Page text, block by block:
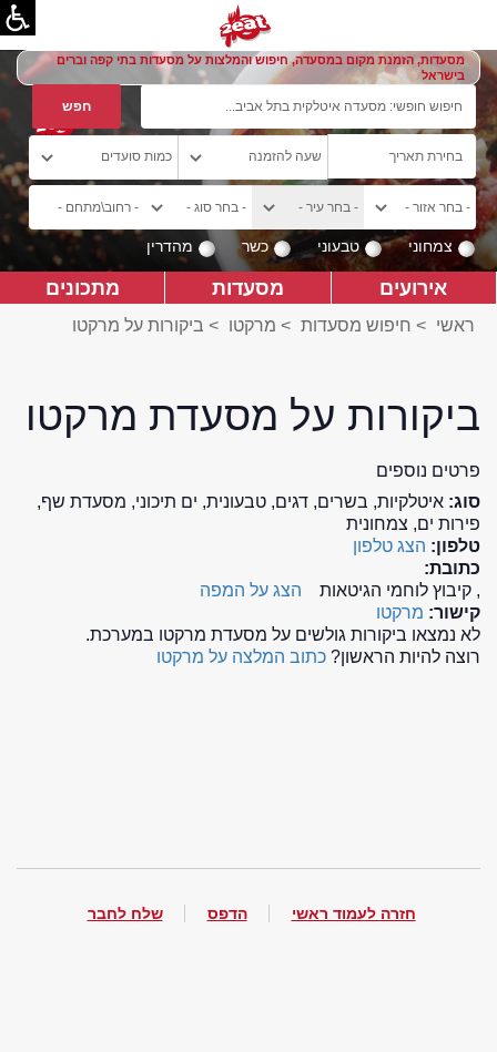
מסעדות, הזמנת מקום במסעדה, חיפוש והמלצות על מסעדות בתי קפה וברים
בישראל
צמחוני טבעוני כשר מהדרין
אירועים מסעדות מתכונים
ראשי > חיפוש מסעדות > מרקטו > ביקורות על מרקטו
ביקורות על מסעדת מרקטו
פרטים נוספים
סוג: איטלקיות, בשרים, דגים, טבעונית, ים תיכוני, מסעדת שף,
פירות ים, צמחונית
טלפון: הצג טלפון
כתובת:
, קיבוץ לוחמי הגיטאות
הצג על המפה
קישור: מרקטו
לא נמצאו ביקורות גולשים על מסעדת מרקטו במערכת.
רוצה להיות הראשון? כתוב המלצה על מרקטו
חזרה לעמוד ראשי הדפס שלח לחבר